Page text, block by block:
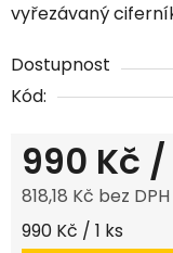
vyřezávaný
Dostupnost
Kód:
990 Kč /
818,18 Kč bez DPH
Měrná cena:
990 Kč / 1 ks